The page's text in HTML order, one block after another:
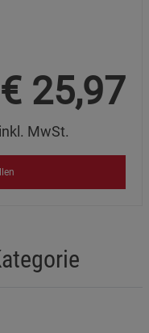
€ 25,97
MwSt.